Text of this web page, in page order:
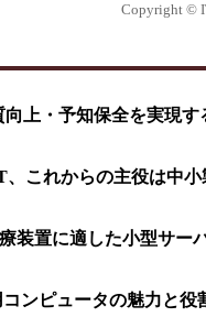
Copyright ©
上・予知保全を実現す
、これからの主役は中小
装置に適した小型サー
ンピュータの魅力と役